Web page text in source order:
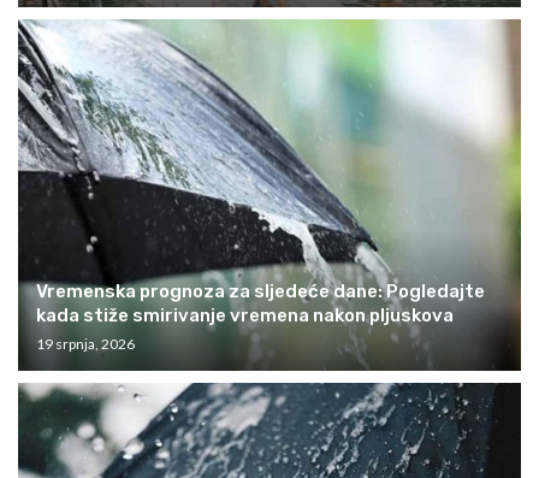
Vremenska prognoza za sljedeće dane: Pogledajte
kada stiže smirivanje vremena nakon pljuskova
19 srpnja, 2026